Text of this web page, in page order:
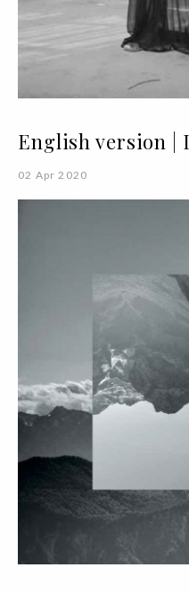
English version |
02 Apr 2020